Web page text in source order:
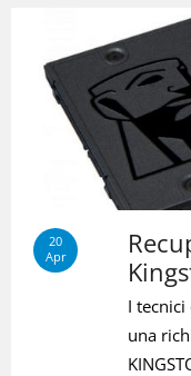
20
Apr
I
una